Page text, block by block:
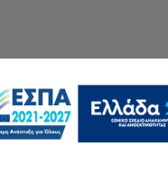
Ηπείρου & Δυτικής Ελλάδας